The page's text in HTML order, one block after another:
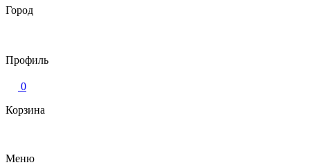
Город
Профиль
0
Корзина
Меню